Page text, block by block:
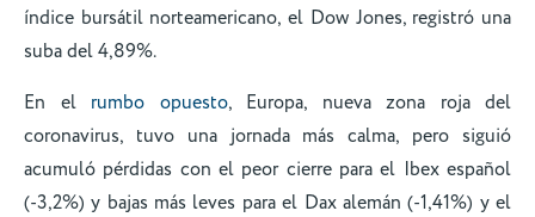
índice bursátil norteamericano, el Dow Jones, registró una
suba del 4,89%.
En el rumbo opuesto, Europa, nueva zona roja del
coronavirus, tuvo una jornada más calma, pero siguió
acumuló pérdidas con el peor cierre para el Ibex español
(-3,2%) y bajas más leves para el Dax alemán (-1,41%) y el